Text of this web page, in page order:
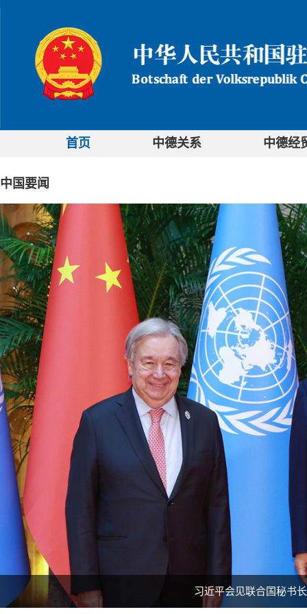
首页 中德关系 中德经
中国要闻
习近平会见联合国秘书